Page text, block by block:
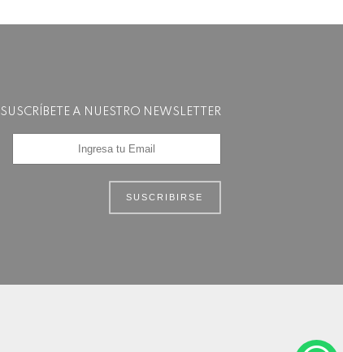
SUSCRÍBETE A NUESTRO NEWSLETTER
SUSCRIBIRSE